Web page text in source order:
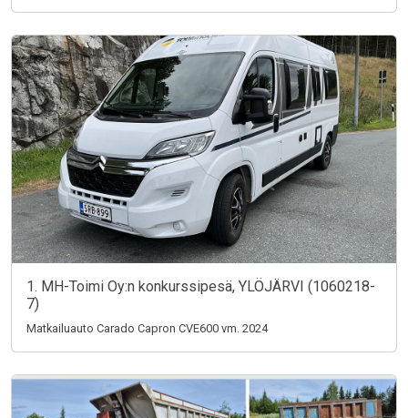
1. MH-Toimi Oy:n konkurssipesä, YLÖJÄRVI (1060218-
7)
Matkailuauto Carado Capron CVE600 vm. 2024